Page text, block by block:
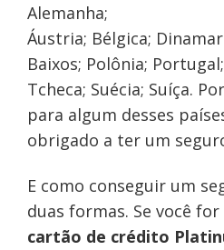
Alemanha;
Áustria; Bélgica;
Baixos; Polônia;
Tcheca; Suécia; Suíça.
para algum desses
obrigado a ter um
E como conseguir um
duas formas. Se você
cartão de crédito